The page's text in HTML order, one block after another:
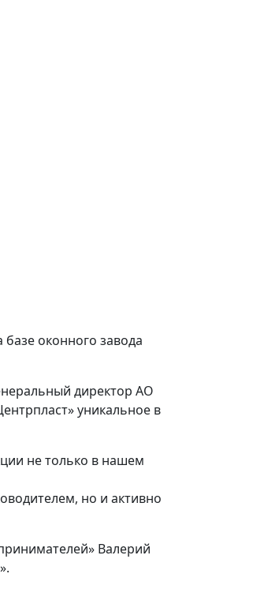
оконного завода
директор АО
уникальное в
не только в нашем
но и активно
Валерий